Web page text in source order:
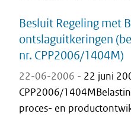
Besluit Regeling met
ontslaguitkeringen
nr. CPP2006/1404M)
22-06-2006 - 22 juni
CPP2006/
proces- en